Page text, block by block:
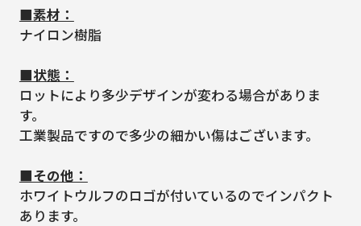
■素材：
ナイロン樹脂
■状態：
ロットにより多少デザインが変わる場合がありま
す。
工業製品ですので多少の細かい傷はございます。
■その他：
ホワイトウルフのロゴが付いているのでインパクト
あります。